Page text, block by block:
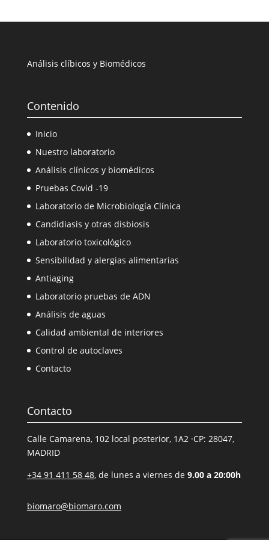
Análisis clíbicos y Biomédicos
Contenido
Inicio
Nuestro laboratorio
Análisis clínicos y biomédicos
Pruebas Covid -19
Laboratorio de Microbiología Clínica
Candidiasis y otras disbiosis
Laboratorio toxicológico
Sensibilidad y alergias alimentarias
Antiaging
Laboratorio pruebas de ADN
Análisis de aguas
Calidad ambiental de interiores
Control de autoclaves
Contacto
Contacto
Calle Camarena, 102 local posterior, 1A2 ·CP: 28047,
MADRID
+34 91 411 58 48, de lunes a viernes de 9.00 a 20:00h
biomaro@biomaro.com